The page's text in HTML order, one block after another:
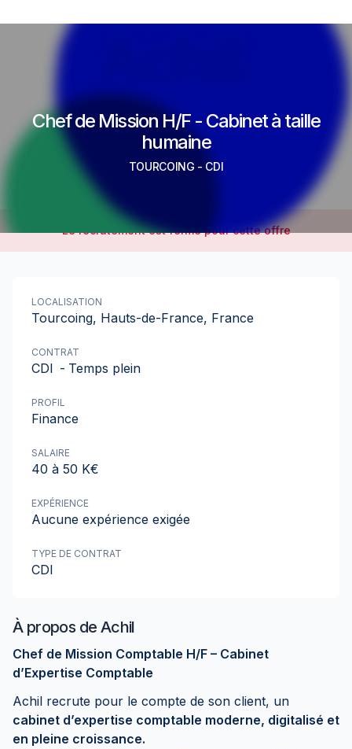
Chef de Mission H/F - Cabinet à taille
humaine
TOURCOING - CDI
Le recrutement est fermé pour cette offre
À propos de Achil
Chef de Mission Comptable H/F – Cabinet
d’Expertise Comptable
Achil recrute pour le compte de son client, un
cabinet d’expertise comptable moderne, digitalisé et
en pleine croissance.
LOCALISATION
Tourcoing, Hauts-de-France, France
CONTRAT
CDI - Temps plein
PROFIL
Finance
SALAIRE
40 à 50 K€
EXPÉRIENCE
Aucune expérience exigée
TYPE DE CONTRAT
CDI